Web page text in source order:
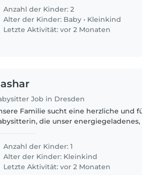
neugierig, ruhig..
Anzahl der Kinder: 2
Alter der Kinder: Baby • Kleinkind
Letzte Aktivität: vor 2 Monaten
Job in Dresden
Familie sucht eine herzliche und
die unser
jemanden, die..
Anzahl der Kinder: 1
Alter der Kinder: Kleinkind
Letzte Aktivität: vor 2 Monaten